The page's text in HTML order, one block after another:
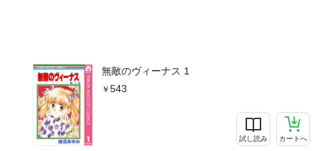
無敵のヴィーナス 1
543
試し読み カートへ